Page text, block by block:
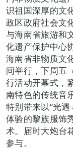
识祖国深厚的文
政区政府社会文
与海南省旅游和
化遗产保护中心
海南省非物质文
间举行，下周五
行活动开幕式，
南特色的传统音
特别带来以“光
体验的黎族服饰
术。届时大炮台
参与。